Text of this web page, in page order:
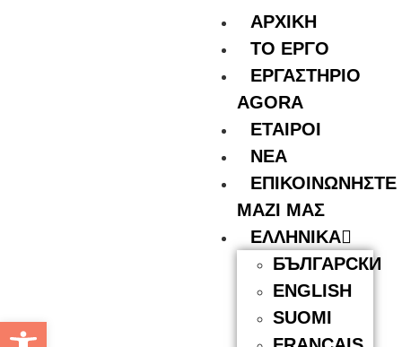
ΑΡΧΙΚΗ
ΤΟ ΕΡΓΟ
ΕΡΓΑΣΤΗΡΙΟ
AGORA
ΕΤΑΙΡΟΙ
ΝΕΑ
ΕΠΙΚΟΙΝΩΝΗΣΤΕ
ΜΑΖΙ ΜΑΣ
ΕΛΛΗΝΙΚΆ
БЪЛГАРСКИ
ENGLISH
SUOMI
Ανοίξτε τη γραμμή εργαλείων